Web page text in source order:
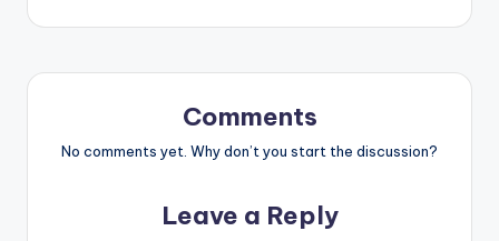
Comments
No comments yet. Why don’t you start the discussion?
Leave a Reply